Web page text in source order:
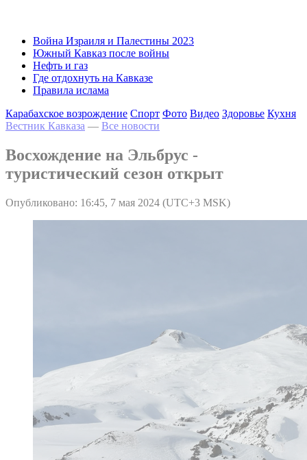
Война Израиля и Палестины 2023
Южный Кавказ после войны
Нефть и газ
Где отдохнуть на Кавказе
Правила ислама
Карабахское возрождение Спорт Фото Видео Здоровье Кухня
Вестник Кавказа — Все новости
Восхождение на Эльбрус -
туристический сезон открыт
Опубликовано: 16:45, 7 мая 2024 (UTC+3 MSK)